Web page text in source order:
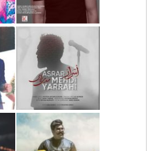
دانلود آهنگ جدید رضا
بهرام بنام نگار
دانلود آهنگ جدید مهدی
یراحی بنام اسرار